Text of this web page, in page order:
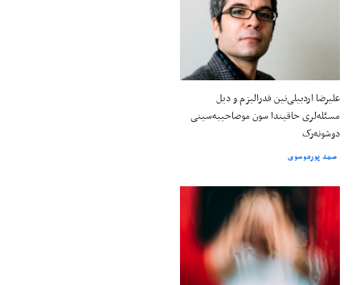
علیرضا اردبیلی‌نین فدرالیزم و دیل
مسئله‌لری حاقیندا سون موصاحیبه‌سینی
دوشونه‌رک
صمد پورموسوی